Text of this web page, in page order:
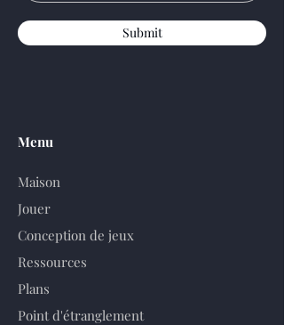
Submit
Menu
Maison
Jouer
Conception de jeux
Ressources
Plans
Point d'étranglement